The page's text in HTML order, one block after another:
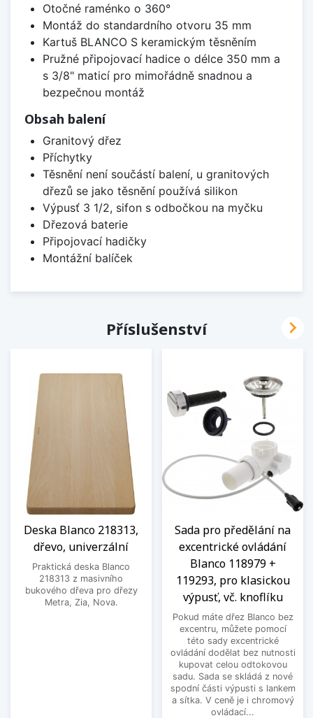
Otočné raménko o 360°
Montáž do standardního otvoru 35 mm
Kartuš BLANCO S keramickým těsněním
Pružné připojovací hadice o délce 350 mm a
s 3/8" maticí pro mimořádně snadnou a
bezpečnou montáž
Obsah balení
Granitový dřez
Příchytky
Těsnění není součástí balení, u granitových
dřezů se jako těsnění používá silikon
Výpusť 3 1/2, sifon s odbočkou na myčku
Dřezová baterie
Připojovací hadičky
Montážní balíček
Příslušenství
Deska Blanco 218313,
dřevo, univerzální
Praktická deska Blanco
218313 z masivního
bukového dřeva pro dřezy
Metra, Zia, Nova.
Sada pro předělání na
excentrické ovládání
Blanco 118979 +
119293, pro klasickou
výpusť, vč. knoflíku
Pokud máte dřez Blanco bez
excentru, můžete pomocí
této sady excentrické
ovládání dodělat bez nutnosti
kupovat celou odtokovou
sadu. Sada se skládá z nové
spodní části výpusti s lankem
a sítka. V ceně je i chromový
ovládací...
